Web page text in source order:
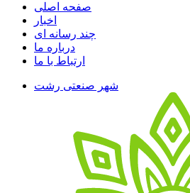
صفحه اصلی
اخبار
چند رسانه ای
درباره ما
ارتباط با ما
شهر صنعتی رشت